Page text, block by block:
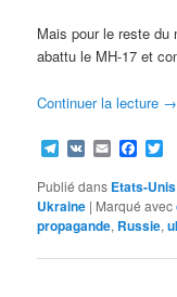
Mais pour le reste du
abattu le MH-17 et
Continuer la lecture →
Telegram
VK Email
Publié dans Etats-Unis
Ukraine | Marqué avec
propagande, Russie,